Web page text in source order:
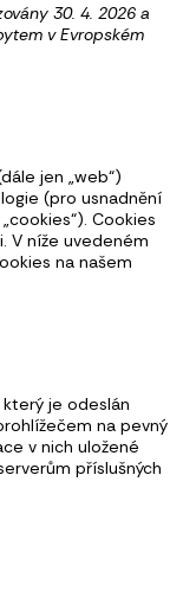
30. 4. 2026 a
v Evropském
jen „web“)
(pro usnadnění
Cookies
V níže uvedeném
na našem
je odeslán
na pevný
v nich uložené
příslušných